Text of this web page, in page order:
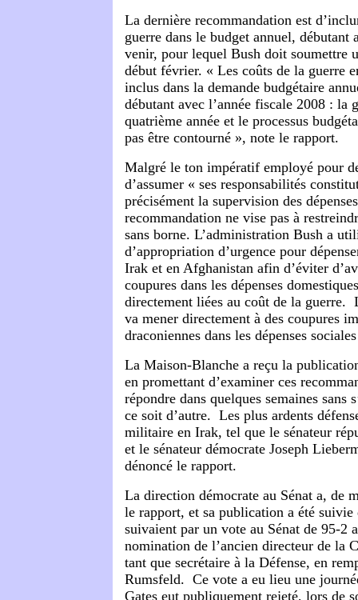
La dernière recommandation est
guerre dans le budget annuel, débutant
venir, pour lequel Bush doit soumettre
début février. « Les coûts de la guerre
inclus dans la demande budgétaire
débutant avec l’année fiscale 2008 : la
quatrième année et le processus
pas être contourné », note le rapport.
Malgré le ton impératif employé pour
d’assumer « ses responsabilités
précisément la supervision des
recommandation ne vise pas à
sans borne. L’administration Bush a
d’appropriation d’urgence pour
Irak et en Afghanistan afin d’éviter
coupures dans les dépenses
directement liées au coût de la guerre.
va mener directement à des coupures
draconiennes dans les dépenses sociales
La Maison-Blanche a reçu la
en promettant d’examiner ces
répondre dans quelques semaines sans
ce soit d’autre. Les plus ardents
militaire en Irak, tel que le sénateur
et le sénateur démocrate Joseph
dénoncé le rapport.
La direction démocrate au Sénat a, de
le rapport, et sa publication a été suivie
suivaient par un vote au Sénat de 95-2
nomination de l’ancien directeur de la
tant que secrétaire à la Défense, en
Rumsfeld. Ce vote a eu lieu une
Gates eut publiquement rejeté, lors de